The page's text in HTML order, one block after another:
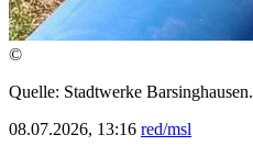
©
Quelle: Stadtwerke Barsinghausen.
08.07.2026, 13:16 red/msl